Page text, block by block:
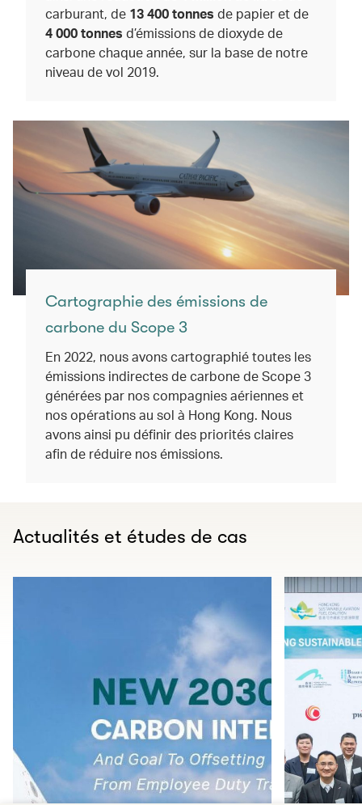
carburant, de 13 400 tonnes de papier et de
4 000 tonnes d’émissions de dioxyde de
carbone chaque année, sur la base de notre
niveau de vol 2019.
Cartographie des émissions de
carbone du Scope 3
En 2022, nous avons cartographié toutes les
émissions indirectes de carbone de Scope 3
générées par nos compagnies aériennes et
nos opérations au sol à Hong Kong. Nous
avons ainsi pu définir des priorités claires
afin de réduire nos émissions.
Actualités et études de cas